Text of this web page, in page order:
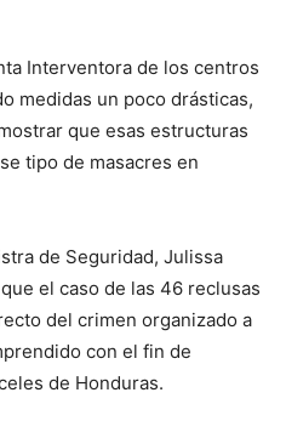
Interventora de los centros
medidas un poco drásticas,
que esas estructuras
tipo de masacres en
de Seguridad, Julissa
el caso de las 46 reclusas
del crimen organizado a
con el fin de
de Honduras.